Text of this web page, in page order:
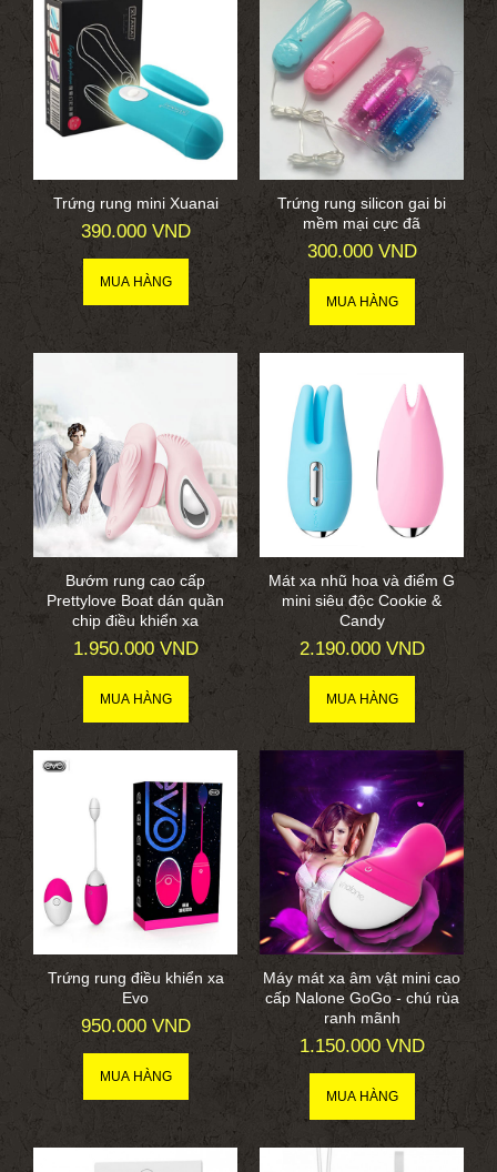
Trứng rung mini Xuanai
390.000 VND
Trứng rung silicon gai bi
mềm mại cực đã
300.000 VND
Bướm rung cao cấp
Prettylove Boat dán quần
chip điều khiển xa
1.950.000 VND
Mát xa nhũ hoa và điểm G
mini siêu độc Cookie &
Candy
2.190.000 VND
Trứng rung điều khiển xa
Evo
950.000 VND
Máy mát xa âm vật mini cao
cấp Nalone GoGo - chú rùa
ranh mãnh
1.150.000 VND